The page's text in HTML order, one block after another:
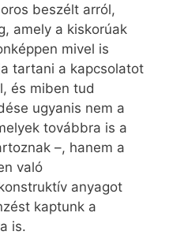
beszélt arról,
amely a kiskorúak
mivel is
tartani a kapcsolatot
és miben tud
ugyanis nem a
továbbra is a
–, hanem a
való
anyagot
kaptunk a
is.